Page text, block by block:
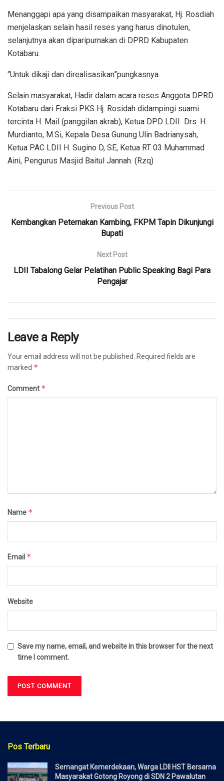
Menanggapi apa yang disampaikan masyarakat, Hj. Rosdiah
menjelaskan selain hasil reses yang harus dinotulen,
selanjutnya akan diparipurnakan di DPRD Kabupaten
Kotabaru.
“Untuk dikaji dan direalisasikan”pungkasnya.
Selain masyarakat, Hadir dalam acara reses Anggota DPRD
Kotabaru dari Fraksi PKS Hj. Rosidah didampingi suami
tercinta H. Mail (panggilan akrab), Ketua DPD LDII Drs. H.
Murdianto, M.Si, Kepala Desa Gunung Ulin Badrianysah,
Ketua PAC LDII H. Sugino D, SE, Ketua RT 03 Muhammad
Aini, Pengurus Masjid Baitul Jannah. (Rzq)
Previous Post
Kembangkan Peternakan Kambing, FKPM Tapin Dikunjungi
Bupati
Next Post
LDII Tabalong Gelar Pelatihan Public Speaking Bagi Para
Pengajar
Leave a Reply
Your email address will not be published.
Required fields are
marked *
Comment *
Name *
Email *
Website
Save my name, email, and website in this browser for the next
time I comment.
Pos Terbaru
Semangat Kemerdekaan, Warga LDII HST Bersama
Masyarakat Gotong Royong di SDN 2 Pawalutan